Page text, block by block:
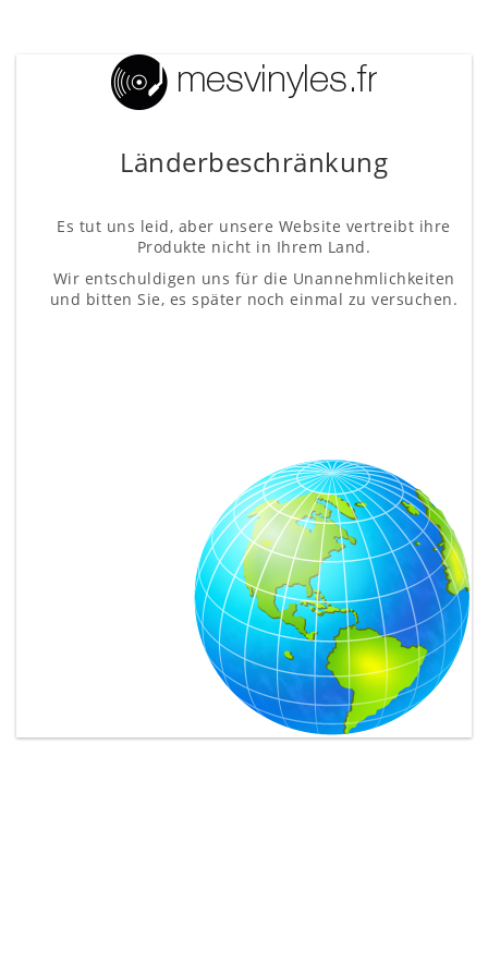
Länderbeschränkung
Es tut uns leid, aber unsere Website vertreibt ihre
Produkte nicht in Ihrem Land.
Wir entschuldigen uns für die Unannehmlichkeiten
und bitten Sie, es später noch einmal zu versuchen.